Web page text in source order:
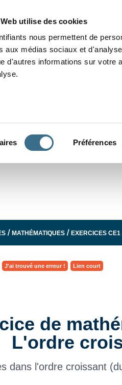
utilise des cookies
nous permettent de
aux médias sociaux et
d'autres informations sur votre
Préférences
/MATHÉMATIQUES /EXERCICES CE1
J'ai trouvé une erreur ! Lien court
de
L'ordre
dans l'ordre croissant